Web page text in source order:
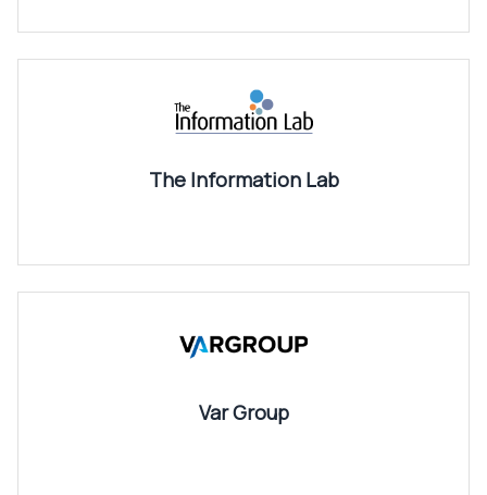
The Information Lab
Var Group